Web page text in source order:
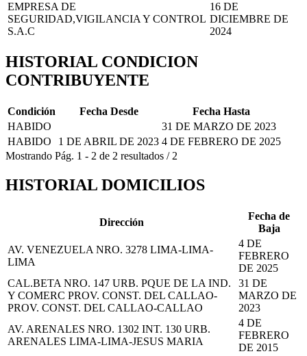
EMPRESA DE
SEGURIDAD,VIGILANCIA Y CONTROL
S.A.C
16 DE
DICIEMBRE DE
2024
HISTORIAL CONDICION
CONTRIBUYENTE
Condición Fecha Desde
Fecha Hasta
HABIDO
31 DE MARZO DE 2023
HABIDO
1 DE ABRIL DE 2023 4 DE FEBRERO DE 2025
Mostrando Pág. 1 - 2 de 2 resultados / 2
HISTORIAL DOMICILIOS
Dirección
Fecha de
Baja
AV. VENEZUELA NRO. 3278 LIMA-LIMA-
LIMA
4 DE
FEBRERO
DE 2025
CAL.BETA NRO. 147 URB. PQUE DE LA IND.
Y COMERC PROV. CONST. DEL CALLAO-
PROV. CONST. DEL CALLAO-CALLAO
31 DE
MARZO DE
2023
AV. ARENALES NRO. 1302 INT. 130 URB.
ARENALES LIMA-LIMA-JESUS MARIA
4 DE
FEBRERO
DE 2015